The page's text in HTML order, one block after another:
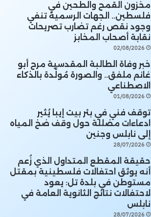
مخزون القمح والطحين في
فلسطين.. الجهات الرسمية تنفي
وجود نقص رغم تضارب تصريحات
نقابة أصحاب المخابز
02/08/2026
خبر وفاة الطالبة المقدسية مرح أبو
غانم ملفق.. والصورة مُولَّدة بالذكاء
الاصطناعي
01/08/2026
توقف فني في بئر بيت إيبا يُثير
ادعاءات مضللة حول وقف ضخ المياه
إلى نابلس وجنين
28/07/2026
حقيقة المقطع المتداول الذي زُعم
أنه يوثق احتفالات فلسطينية بمقتل
مستوطن في بلدة تل: يعود
لاحتفالات نتائج الثانوية العامة في
نابلس
28/07/2026